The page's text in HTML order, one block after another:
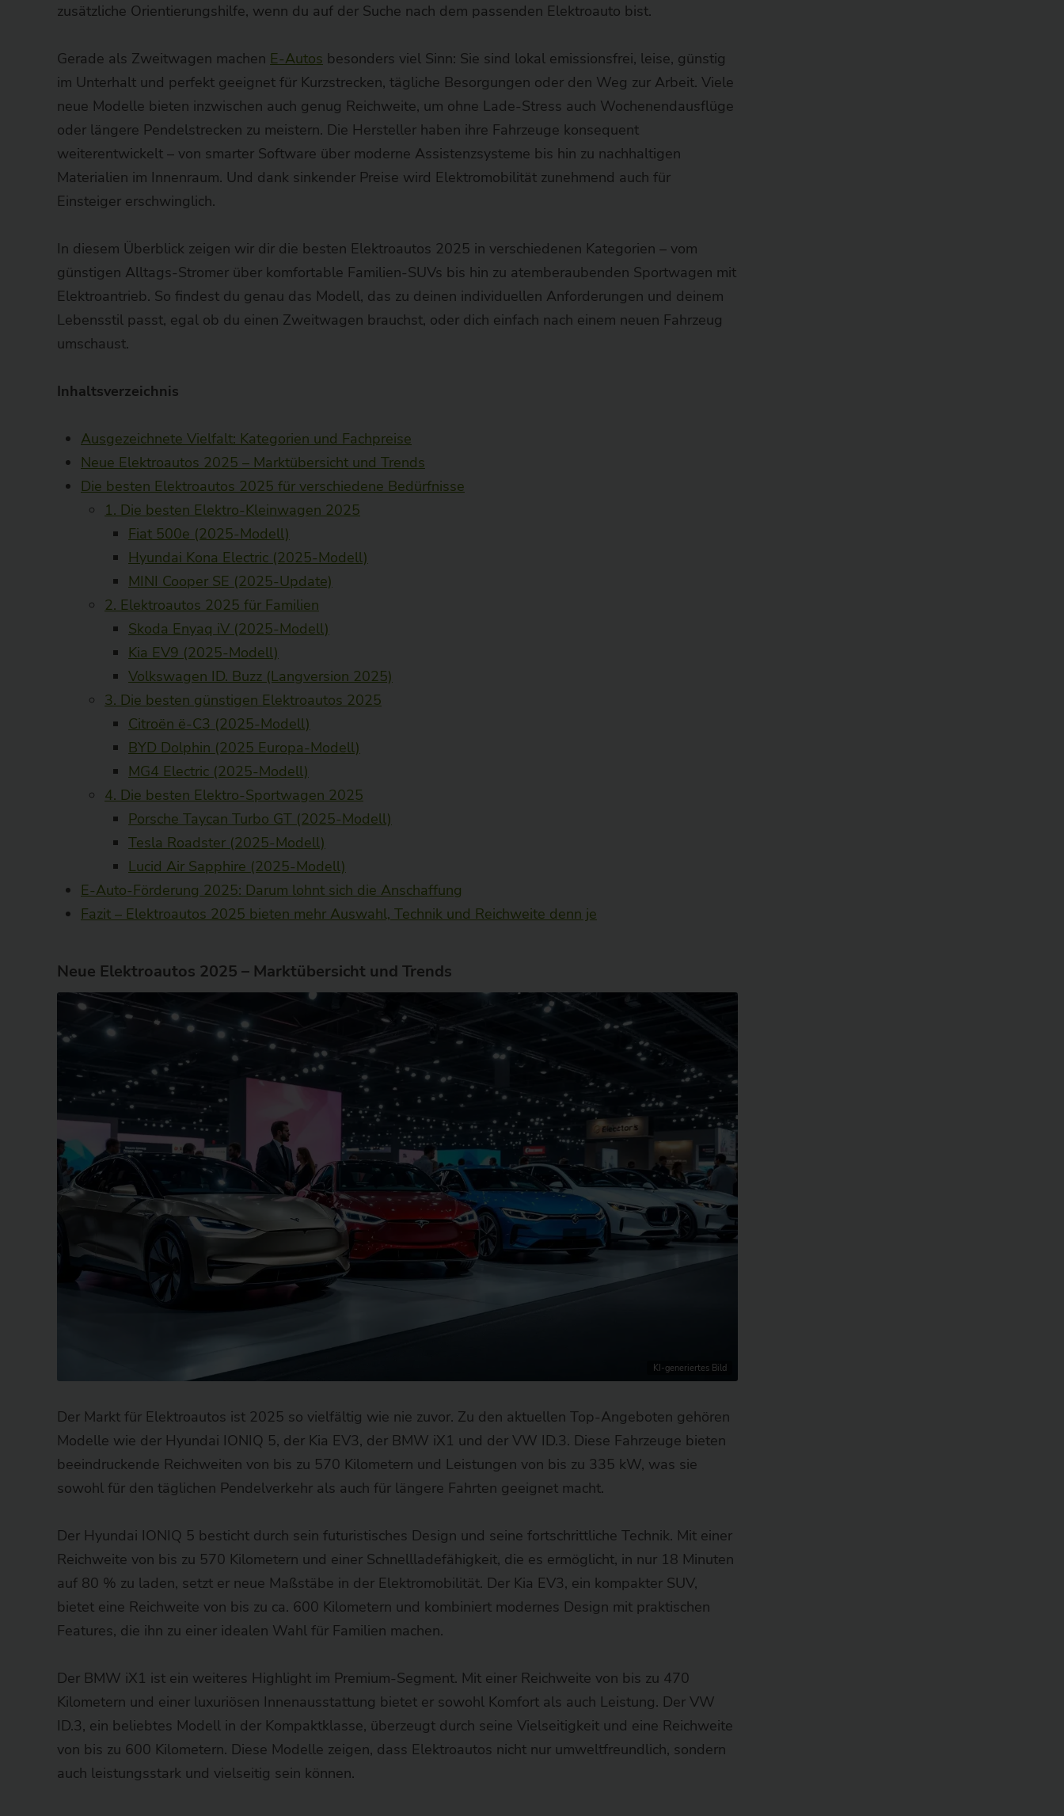
zusätzliche Orientierungshilfe, wenn du auf der Suche nach dem passenden Elektroauto bist.
Gerade als Zweitwagen machen E-Autos besonders viel Sinn: Sie sind lokal emissionsfrei, leise, günstig
im Unterhalt und perfekt geeignet für Kurzstrecken, tägliche Besorgungen oder den Weg zur Arbeit. Viele
neue Modelle bieten inzwischen auch genug Reichweite, um ohne Lade-Stress auch Wochenendausflüge
oder längere Pendelstrecken zu meistern. Die Hersteller haben ihre Fahrzeuge konsequent
weiterentwickelt – von smarter Software über moderne Assistenzsysteme bis hin zu nachhaltigen
Materialien im Innenraum. Und dank sinkender Preise wird Elektromobilität zunehmend auch für
Einsteiger erschwinglich.
In diesem Überblick zeigen wir dir die besten Elektroautos 2025 in verschiedenen Kategorien – vom
günstigen Alltags-Stromer über komfortable Familien-SUVs bis hin zu atemberaubenden Sportwagen mit
Elektroantrieb. So findest du genau das Modell, das zu deinen individuellen Anforderungen und deinem
Lebensstil passt, egal ob du einen Zweitwagen brauchst, oder dich einfach nach einem neuen Fahrzeug
umschaust.
Inhaltsverzeichnis
Ausgezeichnete Vielfalt: Kategorien und Fachpreise
Neue Elektroautos 2025 – Marktübersicht und Trends
Die besten Elektroautos 2025 für verschiedene Bedürfnisse
1. Die besten Elektro-Kleinwagen 2025
Fiat 500e (2025-Modell)
Hyundai Kona Electric (2025-Modell)
MINI Cooper SE (2025-Update)
2. Elektroautos 2025 für Familien
Skoda Enyaq iV (2025-Modell)
Kia EV9 (2025-Modell)
Volkswagen ID. Buzz (Langversion 2025)
3. Die besten günstigen Elektroautos 2025
Citroën ë-C3 (2025-Modell)
BYD Dolphin (2025 Europa-Modell)
MG4 Electric (2025-Modell)
4. Die besten Elektro-Sportwagen 2025
Porsche Taycan Turbo GT (2025-Modell)
Tesla Roadster (2025-Modell)
Lucid Air Sapphire (2025-Modell)
E-Auto-Förderung 2025: Darum lohnt sich die Anschaffung
Fazit – Elektroautos 2025 bieten mehr Auswahl, Technik und Reichweite denn je
Neue Elektroautos 2025 – Marktübersicht und Trends
KI-generiertes Bild
Der Markt für Elektroautos ist 2025 so vielfältig wie nie zuvor. Zu den aktuellen Top-Angeboten gehören
Modelle wie der Hyundai IONIQ 5, der Kia EV3, der BMW iX1 und der VW ID.3. Diese Fahrzeuge bieten
beeindruckende Reichweiten von bis zu 570 Kilometern und Leistungen von bis zu 335 kW, was sie
sowohl für den täglichen Pendelverkehr als auch für längere Fahrten geeignet macht.
Der Hyundai IONIQ 5 besticht durch sein futuristisches Design und seine fortschrittliche Technik. Mit einer
Reichweite von bis zu 570 Kilometern und einer Schnellladefähigkeit, die es ermöglicht, in nur 18 Minuten
auf 80 % zu laden, setzt er neue Maßstäbe in der Elektromobilität. Der Kia EV3, ein kompakter SUV,
bietet eine Reichweite von bis zu ca. 600 Kilometern und kombiniert modernes Design mit praktischen
Features, die ihn zu einer idealen Wahl für Familien machen.
Der BMW iX1 ist ein weiteres Highlight im Premium-Segment. Mit einer Reichweite von bis zu 470
Kilometern und einer luxuriösen Innenausstattung bietet er sowohl Komfort als auch Leistung. Der VW
ID.3, ein beliebtes Modell in der Kompaktklasse, überzeugt durch seine Vielseitigkeit und eine Reichweite
von bis zu 600 Kilometern. Diese Modelle zeigen, dass Elektroautos nicht nur umweltfreundlich, sondern
auch leistungsstark und vielseitig sein können.